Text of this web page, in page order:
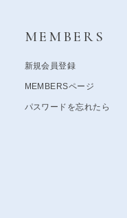
MEMBERS
新規会員登録
MEMBERSページ
パスワードを忘れたら